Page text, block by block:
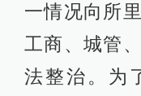
一情况向所
工商、城管
法整治。为